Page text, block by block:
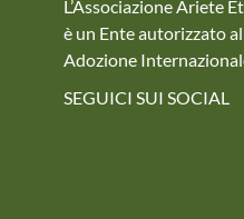
L’Associazione Ariete
è un Ente autorizzato
Adozione
SEGUICI SUI SOCIAL